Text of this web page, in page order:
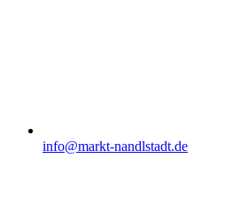
info@markt-nandlstadt.de